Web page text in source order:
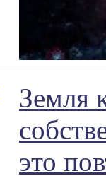
Земля
это